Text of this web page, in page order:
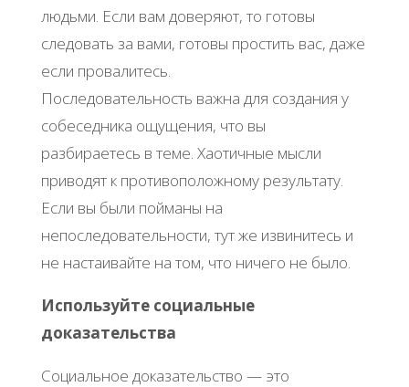
людьми. Если вам доверяют, то готовы
следовать за вами, готовы простить вас, даже
если провалитесь.
Последовательность важна для создания у
собеседника ощущения, что вы
разбираетесь в теме. Хаотичные мысли
приводят к противоположному результату.
Если вы были пойманы на
непоследовательности, тут же извинитесь и
не настаивайте на том, что ничего не было.
Используйте социальные
доказательства
Социальное доказательство — это